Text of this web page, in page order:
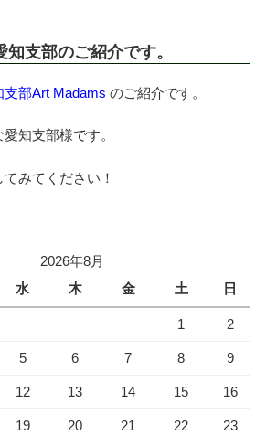
支部のご紹介です。
部Art Madams のご紹介です。
知支部様です。
みてください！
2026年8月
水 木 金 土 日
1 2
5 6 7 8 9
12 13 14 15 16
19 20 21 22 23